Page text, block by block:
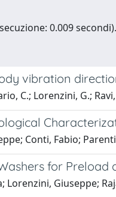
0.009 secondi).
vibration
C.; Lorenzini, G.;
Conti, Fabio;
for Preload
Lorenzini, Giuseppe;